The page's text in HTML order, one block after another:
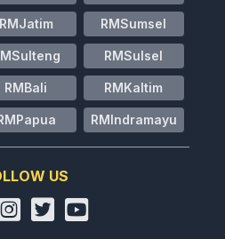
RMJatim RMSumsel
RMSulsel
RMBali RMKaltim
RMIndramayu
US